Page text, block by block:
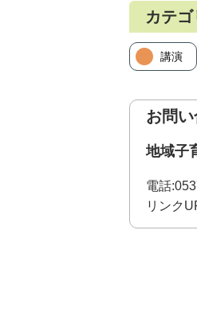
カテゴ
講演
お問
地域子
電話:
リンク